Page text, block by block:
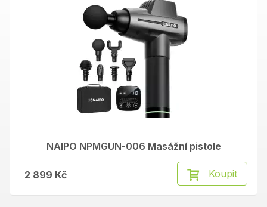
NAIPO NPMGUN-006 Masážní pistole
2 899 Kč Koupit